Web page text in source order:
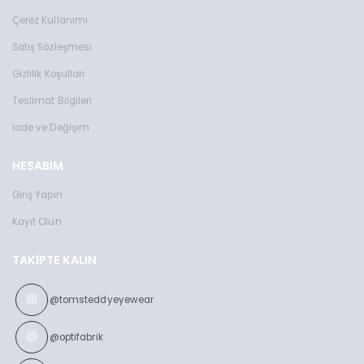
2599 TL
Çerez Kullanımı
Satış Sözleşmesi
Gizlilik Koşulları
Teslimat Bilgileri
İade ve Değişim
HESABIM
Giriş Yapın
Kayıt Olun
TAKIPTE KALIN
@tomsteddyeyewear
@optifabrik